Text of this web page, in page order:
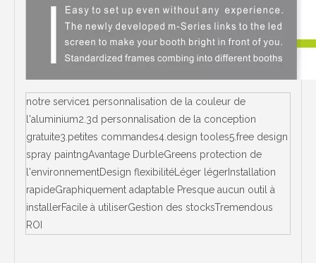
notre service1 personnalisation de la couleur de
l'aluminium2.3d personnalisation de la conception
gratuite3.petites commandes4.design tooles5.free design
spray paintngAvantage DurbleGreens protection de
l'environnementDesign flexibilitéLéger légerInstallation
rapideGraphiquement adaptable Presque aucun outil à
installerFacile à utiliserGestion des stocksTremendous
ROI